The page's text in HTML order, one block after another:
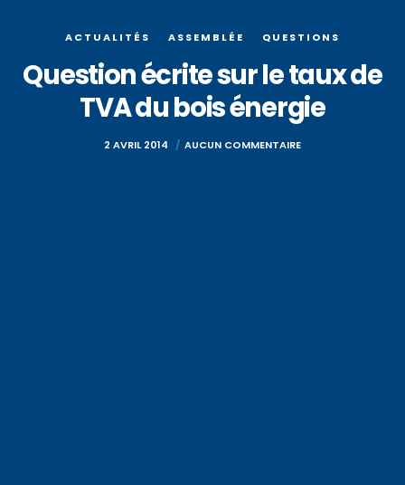
ACTUALITÉS ASSEMBLÉE QUESTIONS
Question écrite sur le taux de
TVA du bois énergie
2 AVRIL 2014 AUCUN COMMENTAIRE